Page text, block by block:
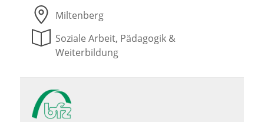
Miltenberg
Soziale Arbeit, Pädagogik &
Weiterbildung